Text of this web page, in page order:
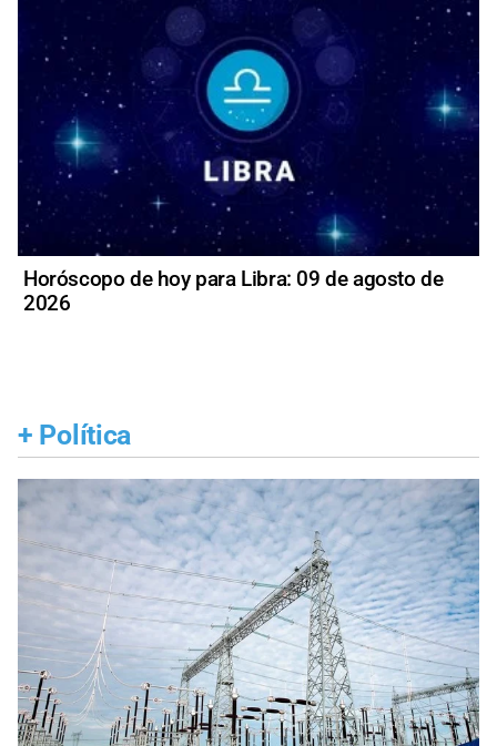
Horóscopo de hoy para Libra: 09 de agosto de
2026
+ Política